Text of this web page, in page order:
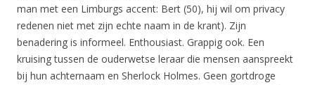
man met een Limburgs accent: Bert (50), hij wil om privacy
redenen niet met zijn echte naam in de krant). Zijn
benadering is informeel. Enthousiast. Grappig ook. Een
kruising tussen de ouderwetse leraar die mensen aanspreekt
bij hun achternaam en Sherlock Holmes. Geen gortdroge